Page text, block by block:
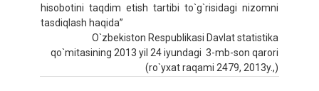
hisobotini taqdim etish tartibi to`g`risidagi nizomni
tasdiqlash haqida”
O`zbekiston Respublikasi Davlat statistika
qo`mitasining 2013 yil 24 iyundagi 3-mb-son qarori
(ro`yxat raqami 2479, 2013y.,)